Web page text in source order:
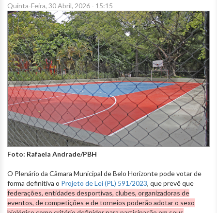
Quinta-Feira, 30 Abril, 2026 - 15:15
Foto: Rafaela Andrade/PBH
O Plenário da Câmara Municipal de Belo Horizonte pode votar de
forma definitiva o Projeto de Lei (PL) 591/2023, que prevê que
federações, entidades desportivas, clubes, organizadoras de
eventos, de competições e de torneios poderão adotar o sexo